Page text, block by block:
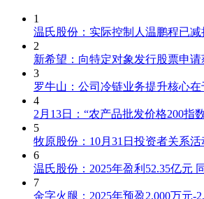
1
温氏股份：实际控制人温鹏程已减
2
新希望：向特定对象发行股票申
3
罗牛山：公司冷链业务提升核心
4
2月13日：“农产品批发价格200指
5
牧原股份：10月31日投资者关系活
6
温氏股份：2025年盈利52.35亿元
7
金字火腿：2025年预盈2,000万元-